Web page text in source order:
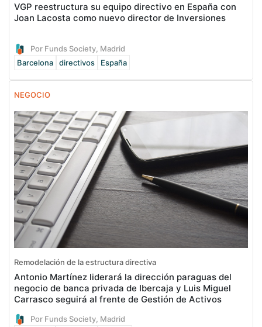
VGP reestructura su equipo directivo en España con
Joan Lacosta como nuevo director de Inversiones
Por Funds Society, Madrid
Barcelona
directivos España
NEGOCIO
Remodelación de la estructura directiva
Antonio Martínez liderará la dirección paraguas del
negocio de banca privada de Ibercaja y Luis Miguel
Carrasco seguirá al frente de Gestión de Activos
Por Funds Society, Madrid